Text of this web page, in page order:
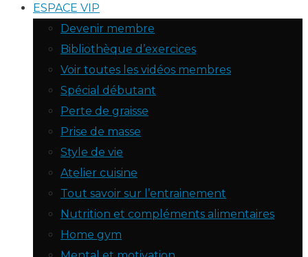
ESPACE VIP
Devenir membre
Bibliothèque d’exercices
Voir toutes les vidéos membres
Spécial débutant
Perte de graisse
Prise de masse
Style de vie
Atelier cuisine
Tout savoir sur l’entrainement
Nutrition et compléments alimentaires
Home gym